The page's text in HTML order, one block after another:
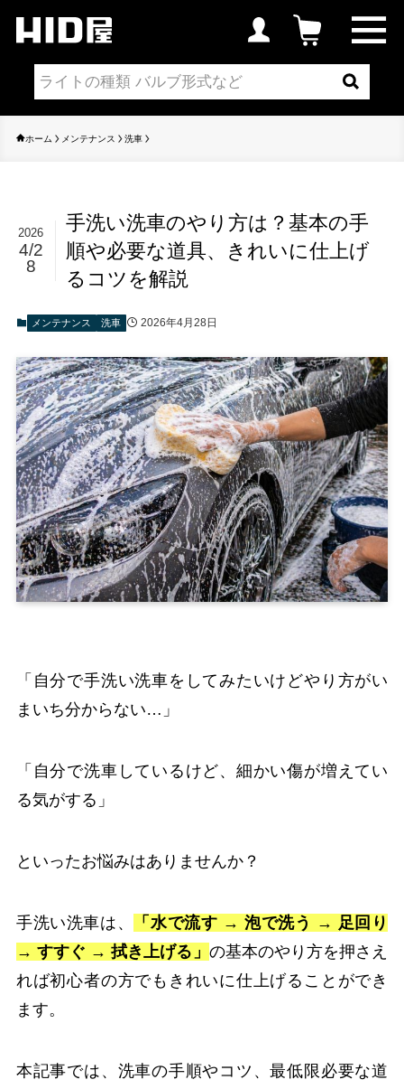
ホーム メンテナンス 洗車
手洗い洗車のやり方は？基本の手
順や必要な道具、きれいに仕上げ
るコツを解説
2026
4/2
8
メンテナンス 洗車 2026年4月28日
「自分で手洗い洗車をしてみたいけどやり方がい
まいち分からない…」
「自分で洗車しているけど、細かい傷が増えてい
る気がする」
といったお悩みはありませんか？
手洗い洗車は、
「水で流す → 泡で洗う → 足回り
→ すすぐ → 拭き上げる」 の基本のやり方を押さえ
れば初心者の方でもきれいに仕上げることができ
ます。
本記事では、洗車の手順やコツ、最低限必要な道